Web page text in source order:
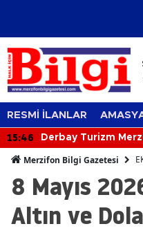
RESMİ İLANLAR
15:46
Derbay Turizm
Merzifon Bilgi Gazetesi
8 Mayıs
Altın ve